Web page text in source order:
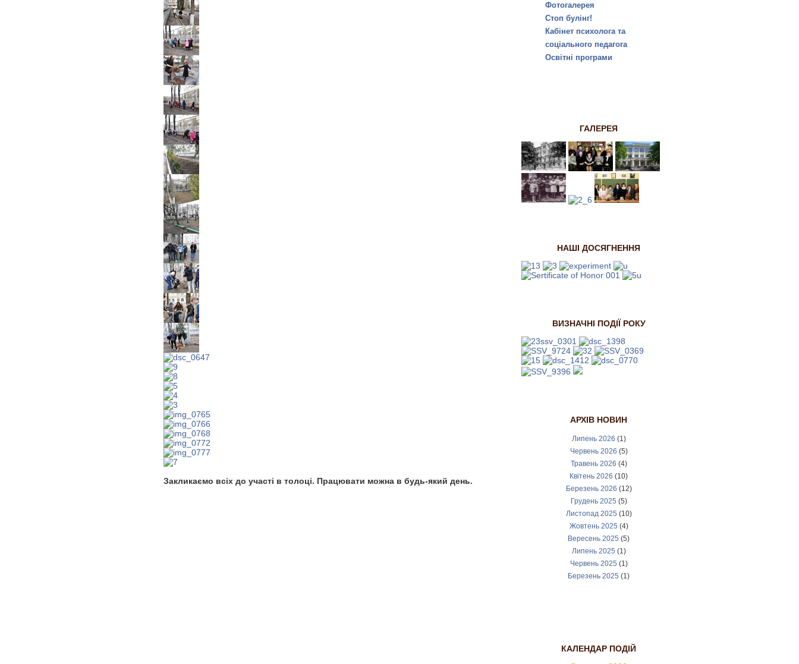
Закликаємо всіх до участі в толоці. Працювати можна в будь-який день.
Фотогалерея
Стоп булінг!
Кабінет психолога та
соціального педагога
Освітні програми
ГАЛЕРЕЯ
НАШІ ДОСЯГНЕННЯ
ВИЗНАЧНІ ПОДІЇ РОКУ
АРХІВ НОВИН
Липень 2026 (1)
Червень 2026 (5)
Травень 2026 (4)
Квітень 2026 (10)
Березень 2026 (12)
Грудень 2025 (5)
Листопад 2025 (10)
Жовтень 2025 (4)
Вересень 2025 (5)
Липень 2025 (1)
Червень 2025 (1)
Березень 2025 (1)
КАЛЕНДАР ПОДІЙ